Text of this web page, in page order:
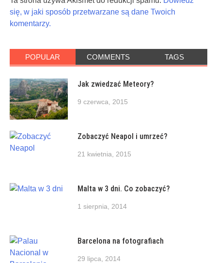
się, w jaki sposób przetwarzane są dane Twoich
komentarzy.
POPULAR COMMENTS TAGS
Jak zwiedzać Meteory?
9 czerwca, 2015
Zobaczyć Neapol i umrzeć?
21 kwietnia, 2015
Malta w 3 dni. Co zobaczyć?
1 sierpnia, 2014
Barcelona na fotografiach
29 lipca, 2014